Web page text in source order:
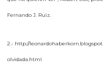
Fernando J. Ruiz.
2.- http://
olvidada.html